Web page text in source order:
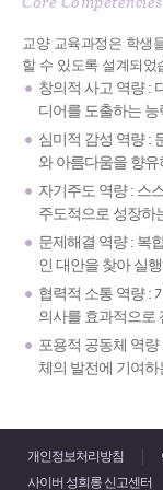
교양 교육과정은 학생
할 수 있도록 설계되었
창의적 사고 역량 :
디어를 도출하는 능
심미적 감성 역량 :
와 아름다움을 향유
자기주도 역량 : 스
주도적으로 성장하
문제해결 역량 : 복
인 대안을 찾아 실
협력적 소통 역량 :
의사를 효과적으로
포용적 공동체 역
체의 발전에 기여하
개인정보처리방침
사이버 성희롱 신고센터